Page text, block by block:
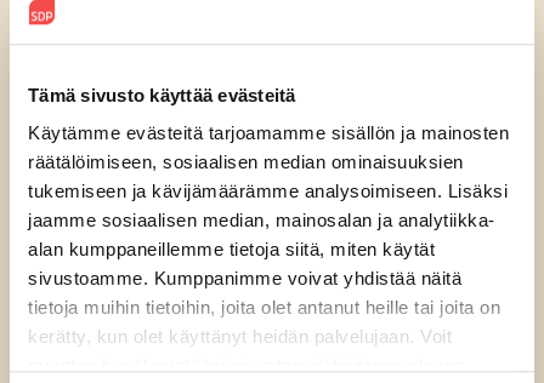
Tämä sivusto käyttää evästeitä
Käytämme evästeitä tarjoamamme sisällön ja mainosten
räätälöimiseen, sosiaalisen median ominaisuuksien
tukemiseen ja kävijämäärämme analysoimiseen. Lisäksi
jaamme sosiaalisen median, mainosalan ja analytiikka-
alan kumppaneillemme tietoja siitä, miten käytät
sivustoamme. Kumppanimme voivat yhdistää näitä
tietoja muihin tietoihin, joita olet antanut heille tai joita on
kerätty, kun olet käyttänyt heidän palvelujaan. Voit
6.8.2026
SDP:n varapuheenjohtaja Niina